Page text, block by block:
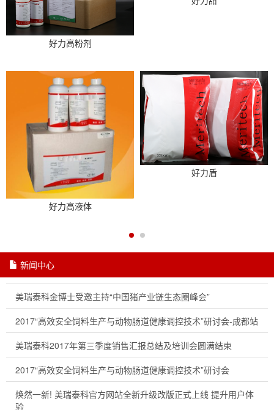
好力高粉剂
好力高液体
好力盾
新闻中心
美瑞泰科金博士受邀主持“中国猪产业链生态圈峰会”
2017“高效安全饲料生产与动物肠道健康调控技术”研讨会-成都站
美瑞泰科2017年第三季度销售汇报总结及培训会圆满结束
2017“高效安全饲料生产与动物肠道健康调控技术”研讨会
焕然一新! 美瑞泰科官方网站全新升级改版正式上线 提升用户体
验